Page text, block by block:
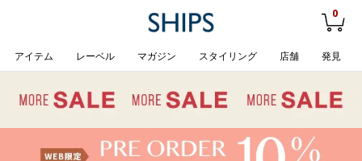
0
アイテム レーベル マガジン スタイリング 店舗 発見